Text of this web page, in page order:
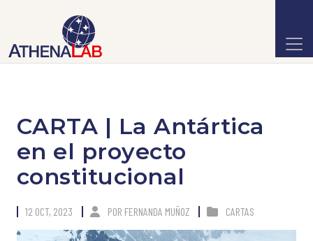
CARTA | La Antártica
en el proyecto
constitucional
12 OCT, 2023 POR FERNANDA MUÑOZ CARTAS